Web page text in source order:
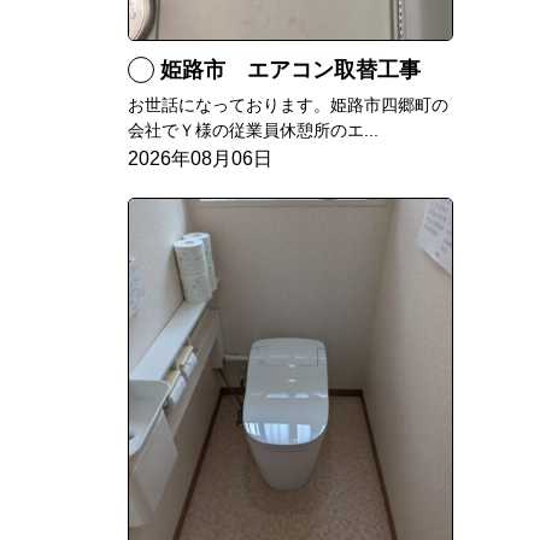
姫路市 エアコン取替工事
お世話になっております。姫路市四郷町の
会社でＹ様の従業員休憩所のエ...
2026年08月06日